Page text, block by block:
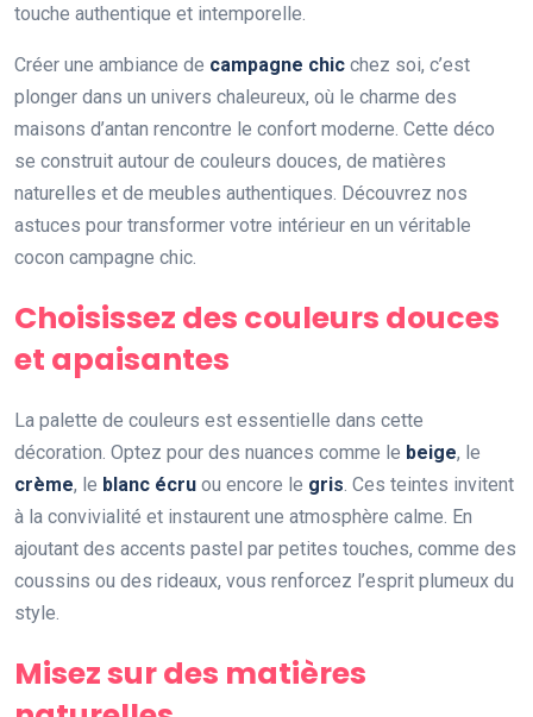
touche authentique et intemporelle.
Créer une ambiance de campagne chic chez soi, c’est
plonger dans un univers chaleureux, où le charme des
maisons d’antan rencontre le confort moderne. Cette déco
se construit autour de couleurs douces, de matières
naturelles et de meubles authentiques. Découvrez nos
astuces pour transformer votre intérieur en un véritable
cocon campagne chic.
Choisissez des couleurs douces
et apaisantes
La palette de couleurs est essentielle dans cette
décoration. Optez pour des nuances comme le beige, le
crème, le blanc écru ou encore le gris. Ces teintes invitent
à la convivialité et instaurent une atmosphère calme. En
ajoutant des accents pastel par petites touches, comme des
coussins ou des rideaux, vous renforcez l’esprit plumeux du
style.
Misez sur des matières